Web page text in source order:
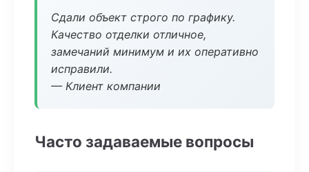
Сдали объект строго по графику.
Качество отделки отличное,
замечаний минимум и их оперативно
исправили.
— Клиент компании
Часто задаваемые вопросы